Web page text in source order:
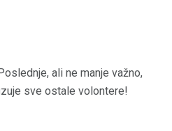
ali ne manje važno,
sve ostale volontere!